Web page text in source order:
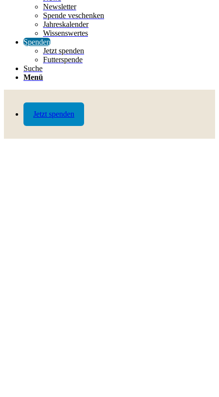
Jetzt spenden
Newsletter
Spende veschenken
Jahreskalender
Wissenswertes
Spenden
Jetzt spenden
Futterspende
Suche
Menü